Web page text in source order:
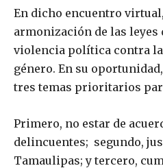
En dicho encuentro
armonización de las leyes
violencia política contra la
género. En su
tres temas prioritarios
Primero, no estar de
delincuentes; segundo,
Tamaulipas; y tercero,